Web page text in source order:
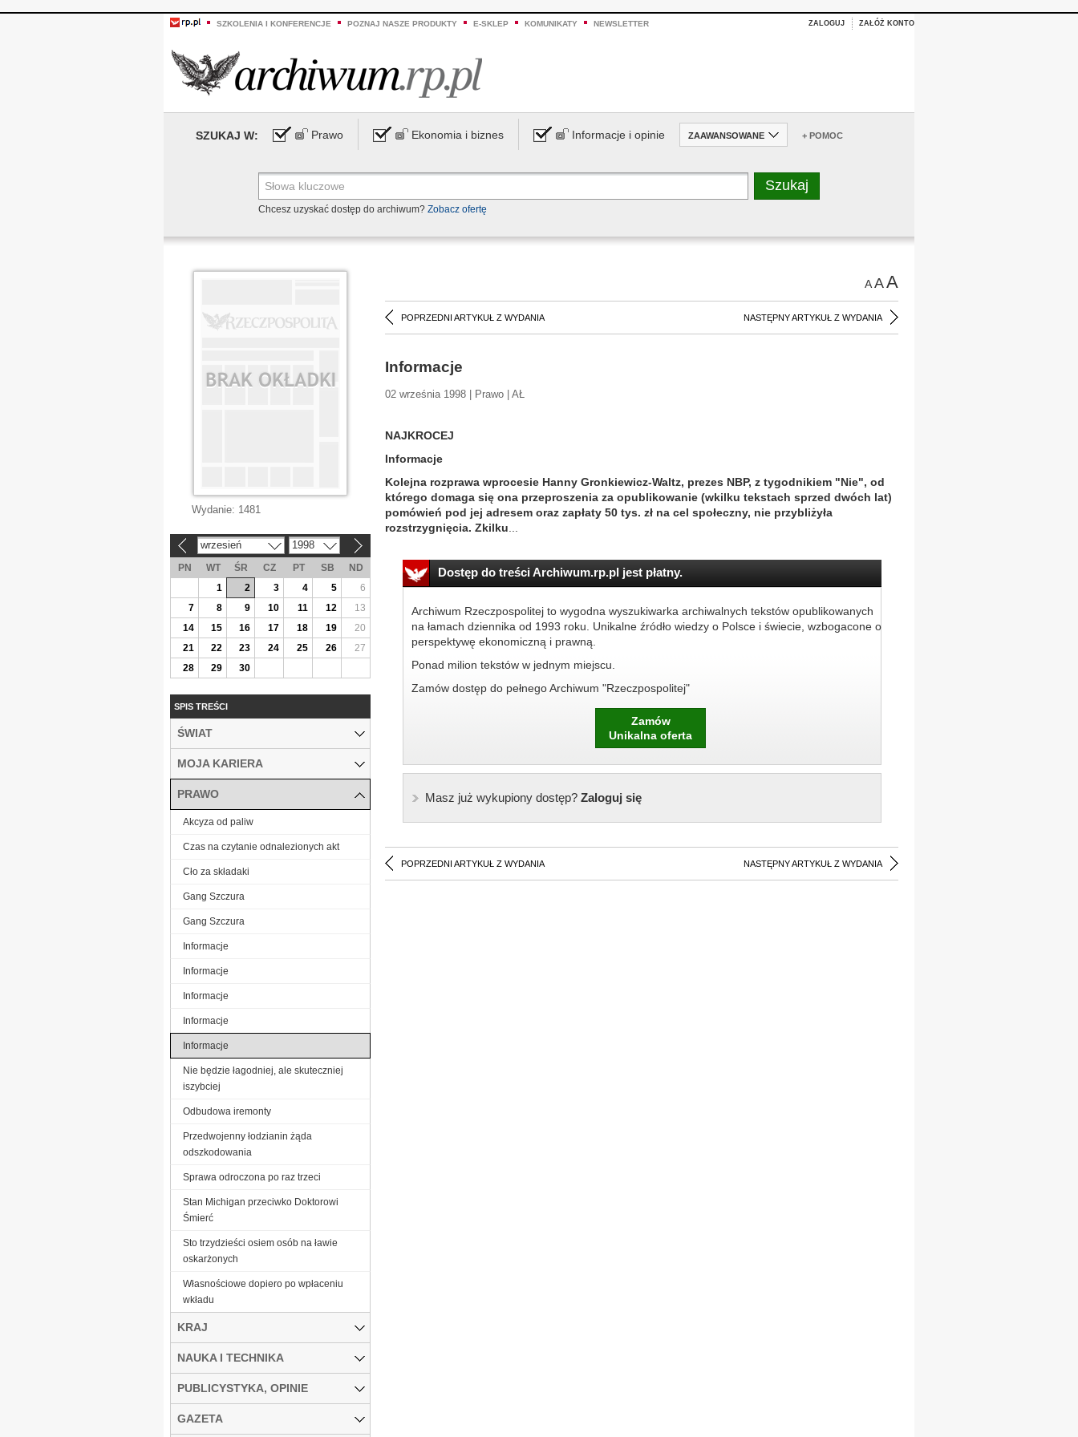
SZKOLENIA I KONFERENCJE POZNAJ NASZE PRODUKTY E-SKLEP KOMUNIKATY NEWSLETTER ZALOGUJ ZAŁÓŻ KONTO
SZUKAJ W: Prawo Ekonomia i biznes Informacje i opinie ZAAWANSOWANE + POMOC
Chcesz uzyskać dostęp do archiwum? Zobacz ofertę
AAA
POPRZEDNI ARTYKUŁ Z WYDANIA NASTĘPNY ARTYKUŁ Z WYDANIA
Informacje
02 września 1998 | Prawo | AŁ
NAJKROCEJ
Informacje
Kolejna rozprawa wprocesie Hanny Gronkiewicz-Waltz, prezes NBP, z tygodnikiem "Nie", od
którego domaga się ona przeproszenia za opublikowanie (wkilku tekstach sprzed dwóch lat)
pomówień pod jej adresem oraz zapłaty 50 tys. zł na cel społeczny, nie przybliżyła
rozstrzygnięcia. Zkilku
Dostęp do treści Archiwum.rp.pl jest płatny.
Archiwum Rzeczpospolitej to wygodna wyszukiwarka archiwalnych tekstów opublikowanych
na łamach dziennika od 1993 roku. Unikalne źródło wiedzy o Polsce i świecie, wzbogacone o
perspektywę ekonomiczną i prawną.
Ponad milion tekstów w jednym miejscu.
Zamów dostęp do pełnego Archiwum "Rzeczpospolitej"
Zamów
Unikalna oferta
Masz już wykupiony dostęp?Zaloguj się
POPRZEDNI ARTYKUŁ Z WYDANIA NASTĘPNY ARTYKUŁ Z WYDANIA
Wydanie: 1481
wrzesień 1998
PN WT ŚR CZ PT SB
ND
1
2 3 4 5
6
7
8 9 10 11 12
13
14
15 16 17 18 19
20
21
22 23 24 25 26
27
28
29 30
SPIS TREŚCI
ŚWIAT
MOJA KARIERA
PRAWO
Akcyza od paliw
Czas na czytanie odnalezionych akt
Cło za składaki
Gang Szczura
Gang Szczura
Informacje
Informacje
Informacje
Informacje
Informacje
Nie będzie łagodniej, ale skuteczniej
iszybciej
Odbudowa iremonty
Przedwojenny łodzianin żąda
odszkodowania
Sprawa odroczona po raz trzeci
Stan Michigan przeciwko Doktorowi
Śmierć
Sto trzydzieści osiem osób na ławie
oskarżonych
Własnościowe dopiero po wpłaceniu
wkładu
KRAJ
NAUKA I TECHNIKA
PUBLICYSTYKA, OPINIE
GAZETA